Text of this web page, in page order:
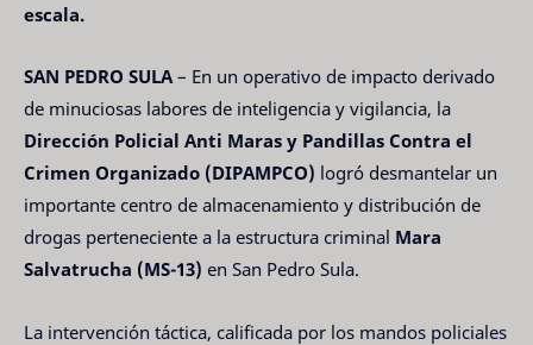
escala.
SAN PEDRO SULA– En un operativo de impacto derivado
de minuciosas labores de inteligencia y vigilancia, la
Dirección Policial Anti Maras y Pandillas Contra el
Crimen Organizado (DIPAMPCO) logró desmantelar un
importante centro de almacenamiento y distribución de
drogas perteneciente a la estructura criminal Mara
Salvatrucha (MS-13) en San Pedro Sula.
La intervención táctica, calificada por los mandos policiales